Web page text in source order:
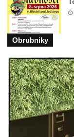
Pomník
Na Sadech v
Pomník
Sadech v
Socha
Českých
Památník
Sadech v
Poslední
Pražské třídě
Obrubniky